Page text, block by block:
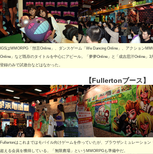
IGSはMMORPG「預言Online」、ダンスゲーム「We Dancing Online」、アクション
Online」など既存のタイトルを中心にアピール。「夢夢Online」と「成吉思汗Online」
登録のみで試遊台などはなかった。
【Fullertonブース】
Fullertonはこれまではモバイル向けゲームを作っていたが、ブラウザシミュレーション
超える会員を獲得している。「無限農場」というMMORPGも準備中だ。